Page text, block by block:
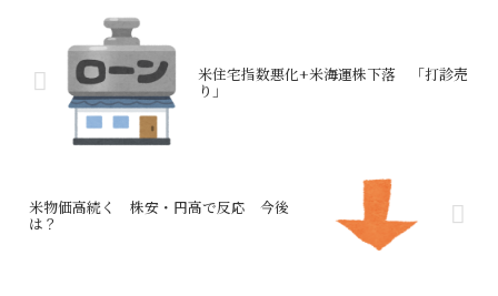
米住宅指数悪化+米海運株下落 「打診売
り」
米物価高続く 株安・円高で反応 今後
は？